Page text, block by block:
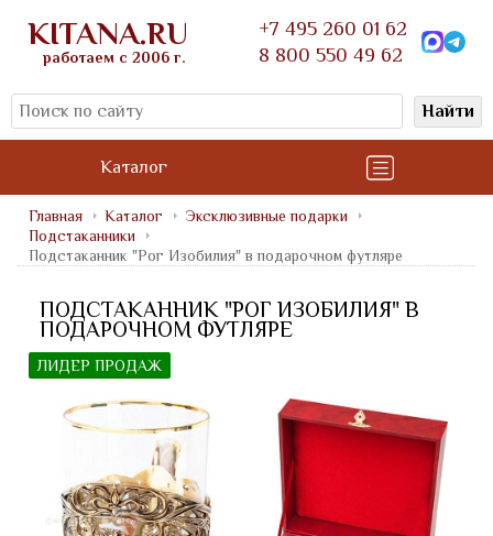
KITANA.RU
работаем с 2006 г.
+7 495 260 01 62
8 800 550 49 62
Найти
Каталог
Главная Каталог
Эксклюзивные подарки
Подстаканники
Подстаканник "Рог Изобилия" в подарочном футляре
ПОДСТАКАННИК "РОГ ИЗОБИЛИЯ" В
ПОДАРОЧНОМ ФУТЛЯРЕ
ЛИДЕР ПРОДАЖ